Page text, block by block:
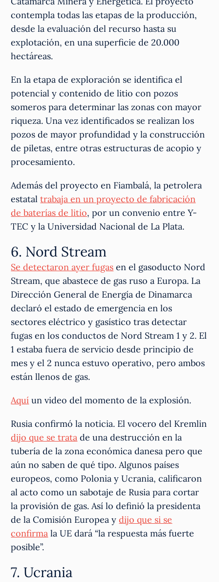
contempla todas las etapas de la producción,
desde la evaluación del recurso hasta su
explotación, en una superficie de 20.000
hectáreas.
En la etapa de exploración se identifica el
potencial y contenido de litio con pozos
someros para determinar las zonas con mayor
riqueza. Una vez identificados se realizan los
pozos de mayor profundidad y la construcción
de piletas, entre otras estructuras de acopio y
procesamiento.
Además del proyecto en Fiambalá, la petrolera
estataltrabaja en un proyecto de fabricación
de baterías de litio, por un convenio entre Y-
TEC y la Universidad Nacional de La Plata.
6. Nord Stream
Se detectaron ayer fugas en el gasoducto Nord
Stream, que abastece de gas ruso a Europa. La
Dirección General de Energía de Dinamarca
declaró el estado de emergencia en los
sectores eléctrico y gasístico tras detectar
fugas en los conductos de Nord Stream 1 y 2. El
1 estaba fuera de servicio desde principio de
mes y el 2 nunca estuvo operativo, pero ambos
están llenos de gas.
Aquí un video del momento de la explosión.
Rusia confirmó la noticia. El vocero del Kremlin
dijo que se trata de una destrucción en la
tubería de la zona económica danesa pero que
aún no saben de qué tipo. Algunos países
europeos, como Polonia y Ucrania, calificaron
al acto como un sabotaje de Rusia para cortar
la provisión de gas. Así lo definió la presidenta
de la Comisión Europea ydijo que si se
confirma la UE dará “la respuesta más fuerte
posible”.
7. Ucrania